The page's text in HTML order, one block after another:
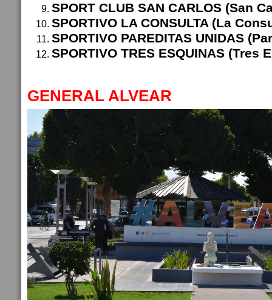
SPORT CLUB SAN CARLOS (San
SPORTIVO LA CONSULTA (La
SPORTIVO PAREDITAS UNIDAS
SPORTIVO TRES ESQUINAS (Tres
GENERAL ALVEAR